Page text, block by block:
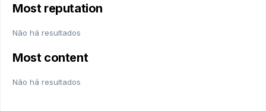
Most reputation
Não há resultados
Most content
Não há resultados